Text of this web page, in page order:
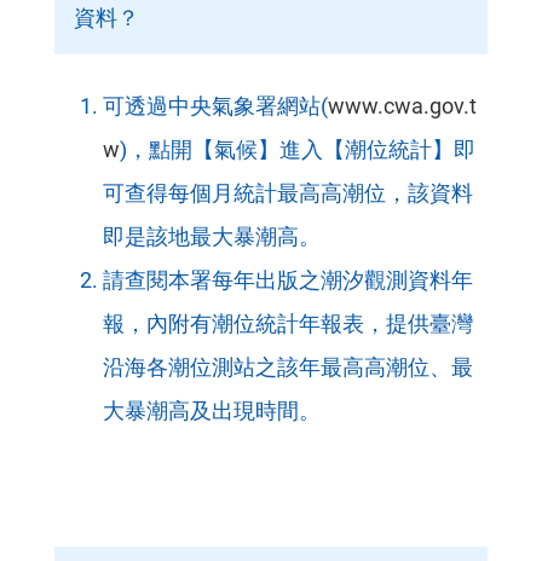
資料？
可透過中央氣象署網站(www.cwa.gov.t
w)，點開【氣候】進入【潮位統計】即
可查得每個月統計最高高潮位，該資料
即是該地最大暴潮高。
請查閱本署每年出版之潮汐觀測資料年
報，內附有潮位統計年報表，提供臺灣
沿海各潮位測站之該年最高高潮位、最
大暴潮高及出現時間。